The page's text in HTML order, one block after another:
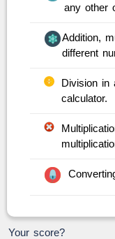
any other
Addition,
different
Division in
calculator.
Your score?